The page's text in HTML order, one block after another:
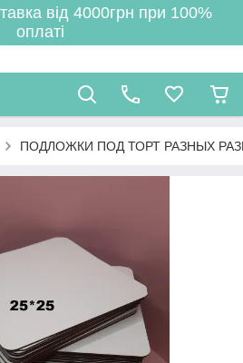
від 4000грн при 100%
оплаті
ПОДЛОЖКИ ПОД ТОРТ РАЗНЫХ